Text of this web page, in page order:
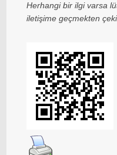
Herhangi bir ilgi varsa
iletişime geçmekten